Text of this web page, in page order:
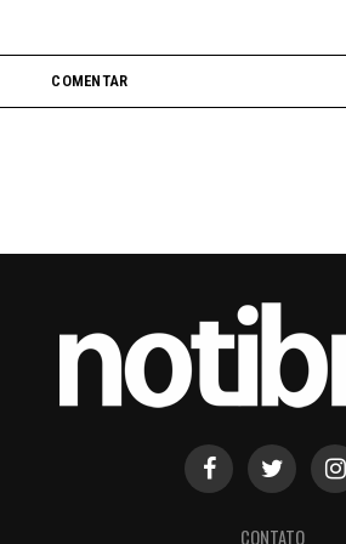
COMENTAR
CONTATO